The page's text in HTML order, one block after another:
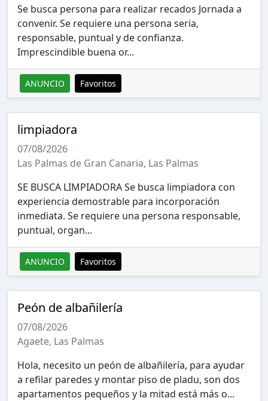
Se busca persona para realizar recados Jornada a
convenir. Se requiere una persona seria,
responsable, puntual y de confianza.
Imprescindible buena or...
ANUNCIO Favoritos
limpiadora
07/08/2026
Las Palmas de Gran Canaria, Las Palmas
SE BUSCA LIMPIADORA Se busca limpiadora con
experiencia demostrable para incorporación
inmediata. Se requiere una persona responsable,
puntual, organ...
ANUNCIO Favoritos
Peón de albañilería
07/08/2026
Agaete, Las Palmas
Hola, necesito un peón de albañilería, para ayudar
a refilar paredes y montar piso de pladu, son dos
apartamentos pequeños y la mitad está más o...